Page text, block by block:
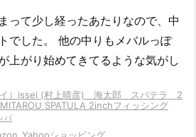
って少し経ったあたりなので、中
でした。 他の中りもメバルっぽ
上がり始めてきてるような気がし
イ）issei (村上晴彦) 海太郎 スパテラ 2
SPATULA 2inchフィッシング
バ